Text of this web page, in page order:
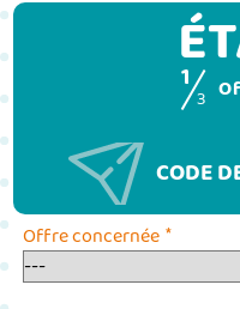
CODE
1
3
Offre concernée *